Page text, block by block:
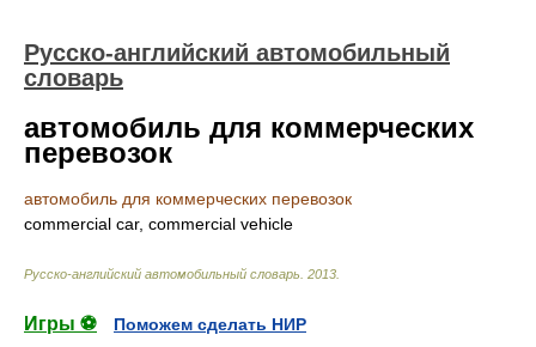
Русско-английский автомобильный
словарь
автомобиль для коммерческих
перевозок
автомобиль для коммерческих перевозок
commercial car, commercial vehicle
Русско-английский автомобильный словарь 2013
Игры ⚽
Поможем сделать НИР